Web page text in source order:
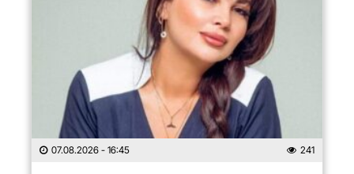
07.08.2026 - 16:45 241